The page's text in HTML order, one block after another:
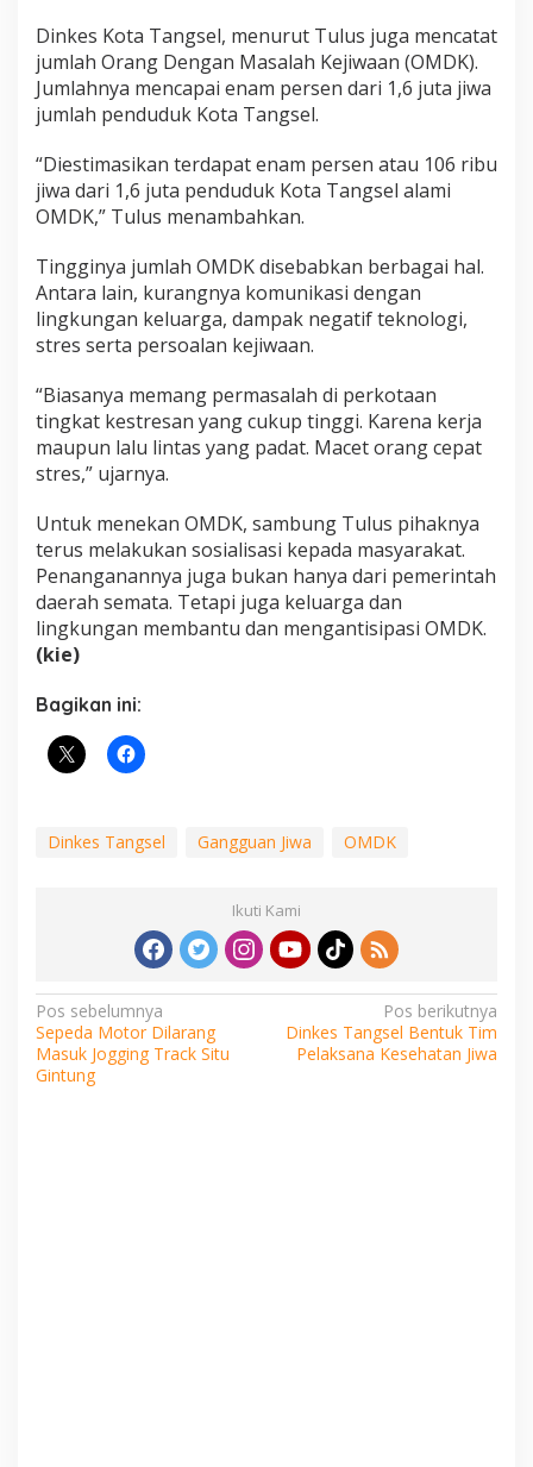
Dinkes Kota Tangsel, menurut Tulus juga mencatat
jumlah Orang Dengan Masalah Kejiwaan (OMDK).
Jumlahnya mencapai enam persen dari 1,6 juta jiwa
jumlah penduduk Kota Tangsel.
“Diestimasikan terdapat enam persen atau 106 ribu
jiwa dari 1,6 juta penduduk Kota Tangsel alami
OMDK,” Tulus menambahkan.
Tingginya jumlah OMDK disebabkan berbagai hal.
Antara lain, kurangnya komunikasi dengan
lingkungan keluarga, dampak negatif teknologi,
stres serta persoalan kejiwaan.
“Biasanya memang permasalah di perkotaan
tingkat kestresan yang cukup tinggi. Karena kerja
maupun lalu lintas yang padat. Macet orang cepat
stres,” ujarnya.
Untuk menekan OMDK, sambung Tulus pihaknya
terus melakukan sosialisasi kepada masyarakat.
Penanganannya juga bukan hanya dari pemerintah
daerah semata. Tetapi juga keluarga dan
lingkungan membantu dan mengantisipasi OMDK.
(kie)
Bagikan ini:
Dinkes Tangsel Gangguan Jiwa OMDK
Ikuti Kami
Navigasi
pos
Pos sebelumnya
Sepeda Motor Dilarang
Masuk Jogging Track Situ
Gintung
Pos berikutnya
Dinkes Tangsel Bentuk Tim
Pelaksana Kesehatan Jiwa